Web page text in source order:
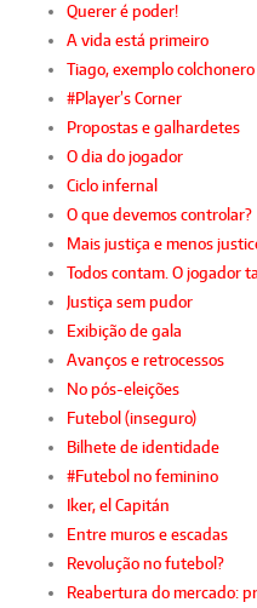
Querer é poder!
A vida está primeiro
Tiago, exemplo colchonero
#Player’s Corner
Propostas e galhardetes
O dia do jogador
Ciclo infernal
O que devemos controlar?
Mais justiça e menos
Todos contam. O jogador
Justiça sem pudor
Exibição de gala
Avanços e retrocessos
No pós-eleições
Futebol (inseguro)
Bilhete de identidade
#Futebol no feminino
Iker, el Capitán
Entre muros e escadas
Revolução no futebol?
Reabertura do mercado: